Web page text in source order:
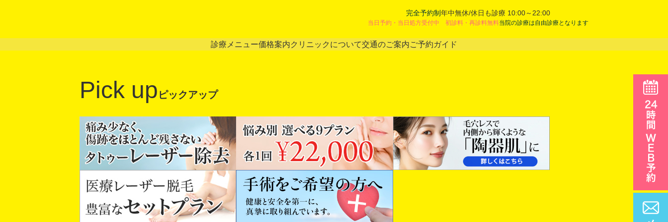
完全予約制年中無休/休日も診療 10:00～22:00
当日予約・当日処方受付中 初診料・再診料無料当院の診療は自由診療となります
診療メニュー価格案内クリニックについて交通のご案内ご予約ガイド
Pick up ピックアップ